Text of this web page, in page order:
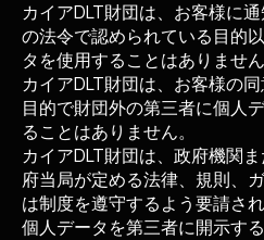
カイアDLT財団は、お客様に
の法令で認められている目的
タを使用することはありません
カイアDLT財団は、お客様の
目的で財団外の第三者に個人
ることはありません。
カイアDLT財団は、政府機関
府当局が定める法律、規則、
は制度を遵守するよう要請さ
個人データを第三者に開示す